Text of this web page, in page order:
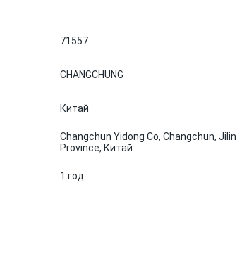
71557
CHANGCHUNG
Китай
Changchun Yidong Co, Changchun, Jilin
Province, Китай
1 год